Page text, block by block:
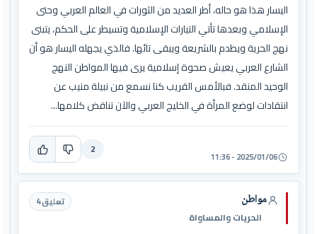
اليسار هذا هو حاله، أطر العديد من الثورات في العالم العربي وحتى
الإسلامي وبعدها تأتي التيارات الإسلامية وتسيطر على الحكم، يتبنى
نهج الحرية ويطدم بالشريعة ويبقى تائها. فالذي يجهله اليسار هو أن
الشارع العربي يعيش صحوة إسلامية يرى فيها المواطن النهج
الوحيد المنقد. فبالأمس القريب كنا نسمع من نبيلة منيب عن
انتقادات لوضع المرأة في الخليج العربي والآن تناقض كلامها...
2025/01/06 - 11:36
2
مواطن
الحريات والمساواة
تعليق 4